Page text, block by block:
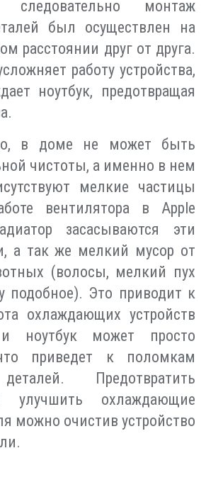
монтаж
был осуществлен на
расстоянии друг от друга.
работу устройства,
ноутбук, предотвращая
в доме не может быть
чистоты, а именно в нем
мелкие частицы
вентилятора в Apple
засасываются эти
а так же мелкий мусор от
(волосы, мелкий пух
подобное). Это приводит к
охлаждающих устройств
и ноутбук может просто
что приведет к поломкам
Предотвратить
улучшить охлаждающие
можно очистив устройство